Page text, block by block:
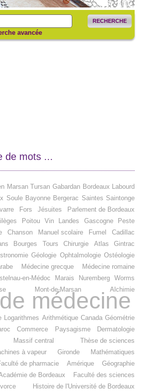
RECHERCHE
avancée
de mots ...
Marsan Tursan Gabardan Bordeaux Labourd
Soule Bayonne Bergerac Saintes Saintonge
Fors Jésuites
Parlement de Bordeaux
Poitou Vin Landes Gascogne
Peste
Chanson Manuel scolaire Fumel
Cadillac
Bourges Tours Chirurgie Atlas
Gintrac
Géologie Ophtalmologie Ostéologie
Médecine grecque
Médecine romaine
en-Médoc Marais Nuremberg
Worms
Mont-de-Marsan Alchimie
médecine
Logarithmes Arithmétique Canada Géométrie
Commerce Paysagisme
Dermatologie
Massif central
Thèse de sciences
à vapeur Gironde
Mathématiques
de pharmacie Amérique
Géographie
de Bordeaux
Faculté des sciences
Histoire de l'Université de Bordeaux